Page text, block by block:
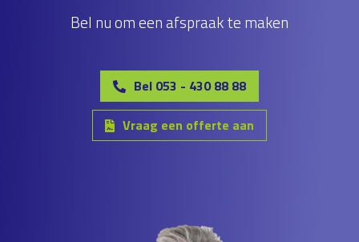
Bel nu om een afspraak te maken
Bel 053 - 430 88 88
Vraag een offerte aan